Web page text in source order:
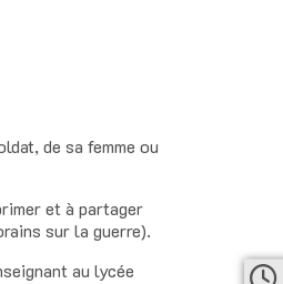
de sa femme ou
et à partager
sur la guerre).
au lycée